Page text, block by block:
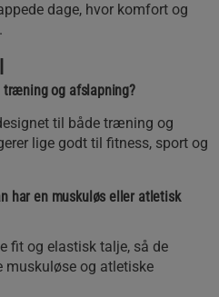
dage, hvor komfort og
træning og afslapning?
til både træning og
lige godt til fitness, sport og
har en muskuløs eller atletisk
fit og elastisk talje, så de
muskuløse og atletiske